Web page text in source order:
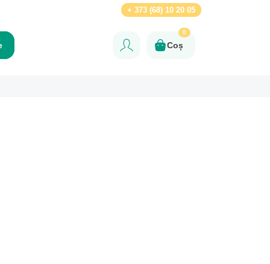
+ 373 (68) 10 20 05
Coș
0